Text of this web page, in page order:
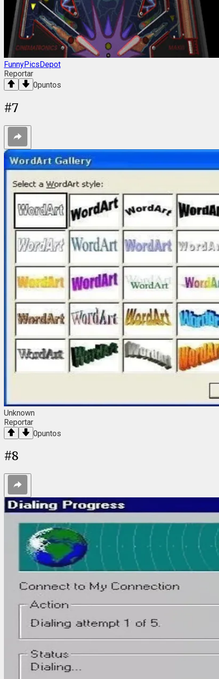
FunnyPicsDepot
Reportar
0puntos
#7
Unknown
Reportar
0puntos
#8